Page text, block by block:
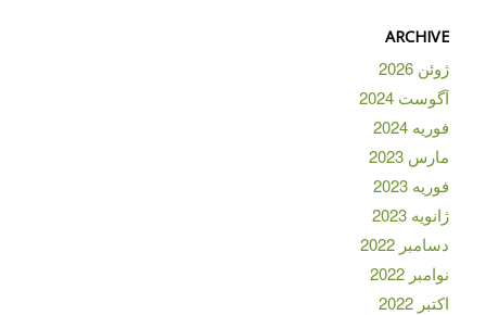
ARCHIVE
ژوئن 2026
آگوست 2024
فوریه 2024
مارس 2023
فوریه 2023
ژانویه 2023
دسامبر 2022
نوامبر 2022
اکتبر 2022